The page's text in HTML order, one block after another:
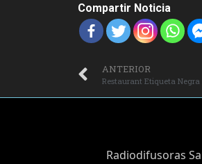
Compartir Noticia
ANTERIOR
Restaurant Etiqueta
Radiodifusoras